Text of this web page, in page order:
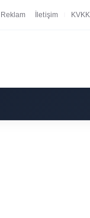
Reklam İletişim KVKK